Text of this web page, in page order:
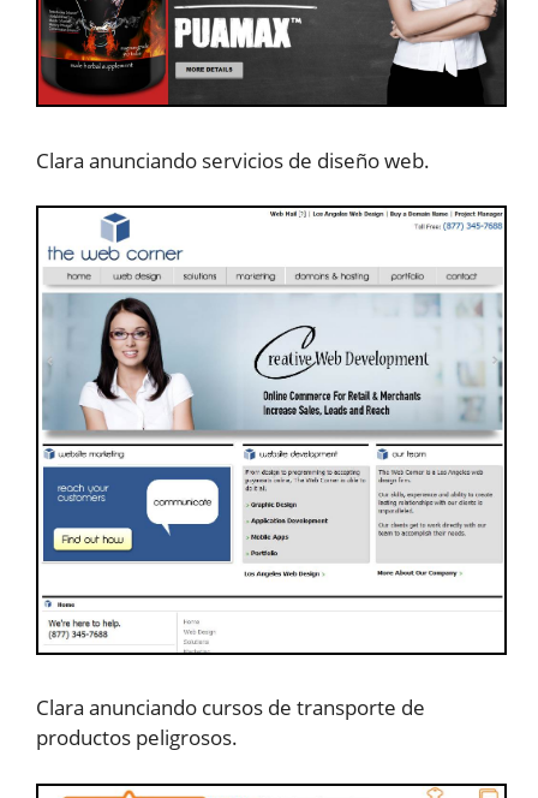
Clara anunciando servicios de diseño web.
Clara anunciando cursos de transporte de
productos peligrosos.